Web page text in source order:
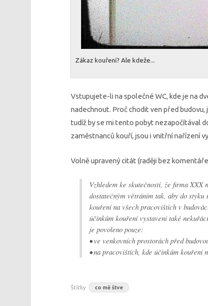
Zákaz kouření? Ale kdeže...
Vstupujete-li na společné WC, kde je na
nadechnout. Proč chodit ven před
tudíž by se mi tento pobyt nezapočítával
zaměstnanců kouří, jsou i vnitřní nařízení
Volně upravený citát (raději bez
Vzhledem ke skutečnosti, že firma XXX
dostatečným větráním tak, aby do
kouření na všech pracovištích v
účinkům kouření vystaveni také
je povoleno pouze:
• ve venkovních prostorách před
• na pracovištích, kde účinkům kouření
Štítky co mě štve